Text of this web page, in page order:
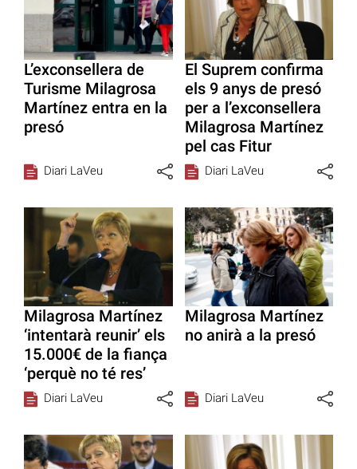
L’exconsellera de
Turisme Milagrosa
Martínez entra en la
presó
Diari LaVeu
El Suprem confirma
els 9 anys de presó
per a l’exconsellera
Milagrosa Martínez
pel cas Fitur
Diari LaVeu
Milagrosa Martínez
‘intentarà reunir’ els
15.000€ de la fiança
‘perquè no té res’
Diari LaVeu
Milagrosa Martínez
no anirà a la presó
Diari LaVeu